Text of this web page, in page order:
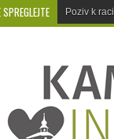
SPREGLEJTE Poziv k